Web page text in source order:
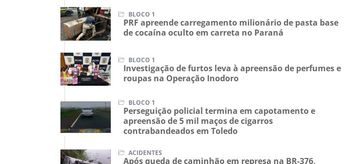
BLOCO 1
PRF apreende carregamento milionário de pasta base
de cocaína oculto em carreta no Paraná
BLOCO 1
Investigação de furtos leva à apreensão de perfumes e
roupas na Operação Inodoro
BLOCO 1
Perseguição policial termina em capotamento e
apreensão de 5 mil maços de cigarros
contrabandeados em Toledo
ACIDENTES
Após queda de caminhão em represa na BR-376,